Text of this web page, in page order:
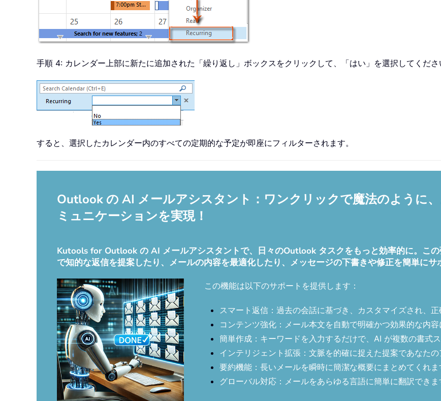
手順 4: カレンダー上部に新たに追加された「繰り返し」ボックスをクリックして、「はい」を選択してくださ
すると、選択したカレンダー内のすべての定期的な予定が即座にフィルターされます。
Outlook の AI メールアシスタント：ワンクリックで魔法のように
ミュニケーションを実現！
Kutools for Outlook の AI メールアシスタントで、日々のOutlook タスクをもっと効率的に。こ
で知的な返信を提案したり、メールの内容を最適化したり、メッセージの下書きや修正を簡単にサ
この機能は以下のサポートを提供します：
スマート返信：過去の会話に基づき、カスタマイズされ、
コンテンツ強化：メール本文を自動で明確かつ効果的な内容
簡単作成：キーワードを入力するだけで、AI が複数の書式
インテリジェント拡張：文脈を的確に捉えた提案であなたの
要約機能：長いメールを瞬時に簡潔な概要にまとめてくれま
グローバル対応：メールをあらゆる言語に簡単に翻訳できま